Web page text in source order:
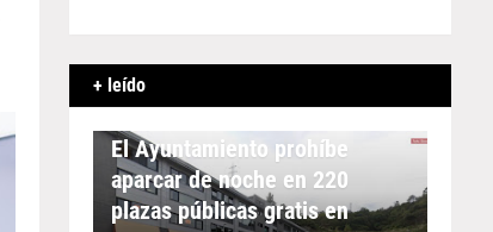
+ leído
APARCAMIENTO
El Ayuntamiento prohíbe
aparcar de noche en 220
plazas públicas gratis en